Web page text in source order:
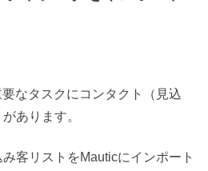
なタスクにコンタクト（見込
あります。
客リストをMauticにインポート